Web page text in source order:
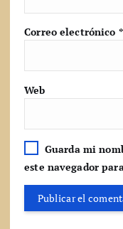
Correo electrónico *
Web
Guarda mi
este navegador